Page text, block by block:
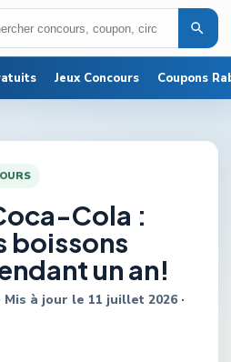
Jeux Concours Coupons
Cola :
boissons
un an!
Mis à jour le 11 juillet 2026 ·